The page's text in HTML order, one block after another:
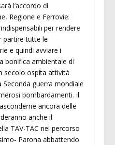
l’accordo di
Regione e Ferrovie:
per rendere
partire tutte le
e quindi avviare i
bonifica ambientale di
secolo ospita attività
Seconda guerra mondiale
bombardamenti. Il
ancora delle
anche il
TAV-TAC nel percorso
Parona abbattendo